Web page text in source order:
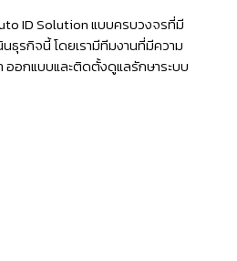
มี
ทั้ง
Bluetooth
ID Solution แบบครบวงจรที่มี
ธุรกิจนี้ โดยเรามีทีมงานที่มีความ
ออกแบบและติดตั้งดูแลรักษาระบบ